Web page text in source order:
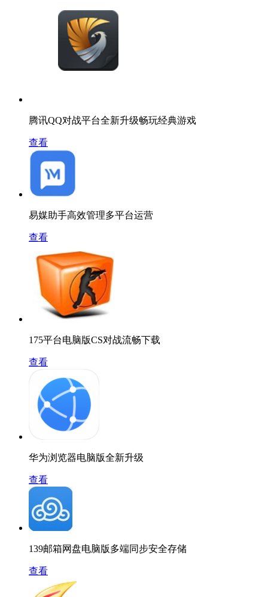
腾讯QQ对战平台全新升级畅玩经典游戏
查看
易媒助手高效管理多平台运营
查看
175平台电脑版CS对战流畅下载
查看
华为浏览器电脑版全新升级
查看
139邮箱网盘电脑版多端同步安全存储
查看